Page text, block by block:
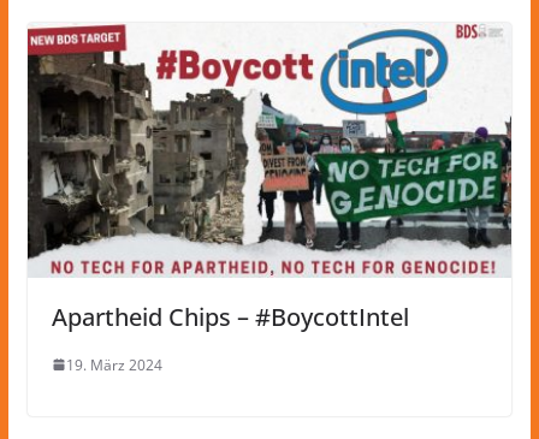
Apartheid Chips – #BoycottIntel
19. März 2024